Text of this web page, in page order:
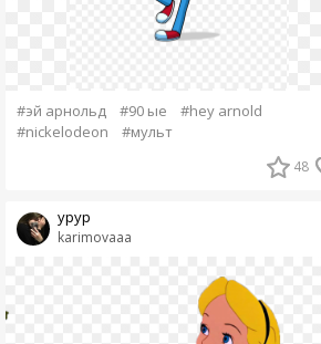
#эй арнольд #90 ые
#hey arnold
#nickelodeon
#мульт
48
karimovaaa
урур